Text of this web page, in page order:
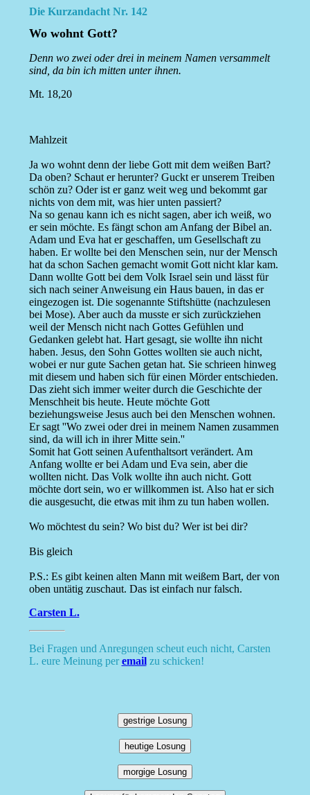
Die Kurzandacht Nr. 142
Wo wohnt Gott?
Denn wo zwei oder drei in meinem Namen versammelt
sind, da bin ich mitten unter ihnen.
Mt. 18,20
Mahlzeit
Ja wo wohnt denn der liebe Gott mit dem weißen Bart?
Da oben? Schaut er herunter? Guckt er unserem Treiben
schön zu? Oder ist er ganz weit weg und bekommt gar
nichts von dem mit, was hier unten passiert?
Na so genau kann ich es nicht sagen, aber ich weiß, wo
er sein möchte. Es fängt schon am Anfang der Bibel an.
Adam und Eva hat er geschaffen, um Gesellschaft zu
haben. Er wollte bei den Menschen sein, nur der Mensch
hat da schon Sachen gemacht womit Gott nicht klar kam.
Dann wollte Gott bei dem Volk Israel sein und lässt für
sich nach seiner Anweisung ein Haus bauen, in das er
eingezogen ist. Die sogenannte Stiftshütte (nachzulesen
bei Mose). Aber auch da musste er sich zurückziehen
weil der Mensch nicht nach Gottes Gefühlen und
Gedanken gelebt hat. Hart gesagt, sie wollte ihn nicht
haben. Jesus, den Sohn Gottes wollten sie auch nicht,
wobei er nur gute Sachen getan hat. Sie schrieen hinweg
mit diesem und haben sich für einen Mörder entschieden.
Das zieht sich immer weiter durch die Geschichte der
Menschheit bis heute. Heute möchte Gott
beziehungsweise Jesus auch bei den Menschen wohnen.
Er sagt ''Wo zwei oder drei in meinem Namen zusammen
sind, da will ich in ihrer Mitte sein.''
Somit hat Gott seinen Aufenthaltsort verändert. Am
Anfang wollte er bei Adam und Eva sein, aber die
wollten nicht. Das Volk wollte ihn auch nicht. Gott
möchte dort sein, wo er willkommen ist. Also hat er sich
die ausgesucht, die etwas mit ihm zu tun haben wollen.
Wo möchtest du sein? Wo bist du? Wer ist bei dir?
Bis gleich
P.S.: Es gibt keinen alten Mann mit weißem Bart, der von
oben untätig zuschaut. Das ist einfach nur falsch.
Carsten L.
Bei Fragen und Anregungen scheut euch nicht, Carsten
L. eure Meinung peremailzu schicken!
gestrige Losung
heutige Losung
morgige Losung